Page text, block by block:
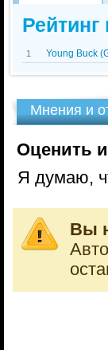
1 Young Buck
Мнения и
Оценить
Я думаю,
Вы